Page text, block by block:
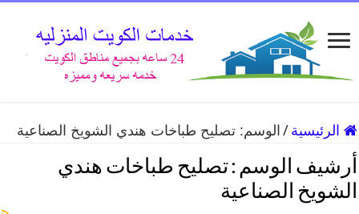
الرئيسية / الوسم:تصليح طباخات هندي الشويخ الصناعية
أرشيف الوسم :تصليح طباخات هندي
الشويخ الصناعية